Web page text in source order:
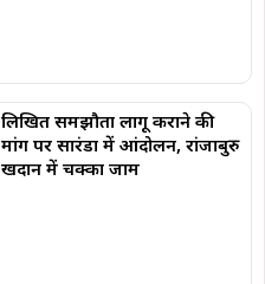
लिखित समझौता लागू कराने की
मांग पर सारंडा में आंदोलन, रांजाबुरु
खदान में चक्का जाम